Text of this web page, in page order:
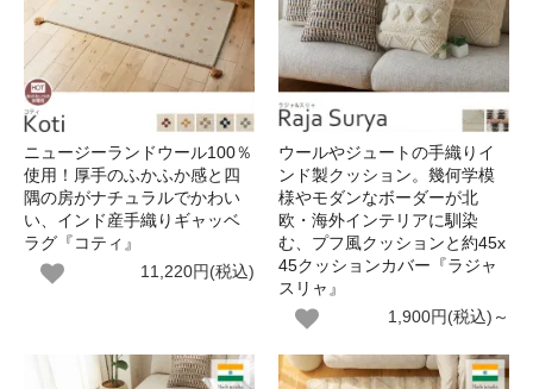
ニュージーランドウール100％
使用！厚手のふかふか感と四
隅の房がナチュラルでかわい
い、インド産手織りギャッベ
ラグ『コティ』
11,220円(税込)
ウールやジュートの手織りイ
ンド製クッション。幾何学模
様やモダンなボーダーが北
欧・海外インテリアに馴染
む、プフ風クッションと約45x
45クッションカバー『ラジャ
スリャ』
1,900円(税込)～